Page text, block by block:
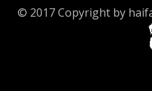
© 2017 Copyright by